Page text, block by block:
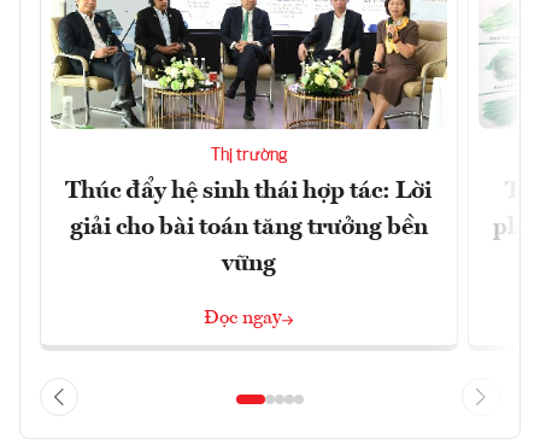
Thị trường
Thúc đẩy hệ sinh thái hợp tác: Lời
giải cho bài toán tăng trưởng bền
vững
Đọc ngay